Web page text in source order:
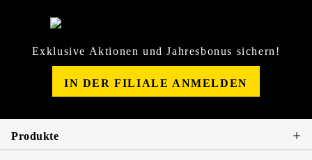
Exklusive Aktionen und Jahresbonus sichern!
IN DER FILIALE ANMELDEN
Produkte